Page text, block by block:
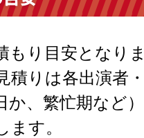
もり目安となり
積りは各出演者
か、繁忙期など
ます。